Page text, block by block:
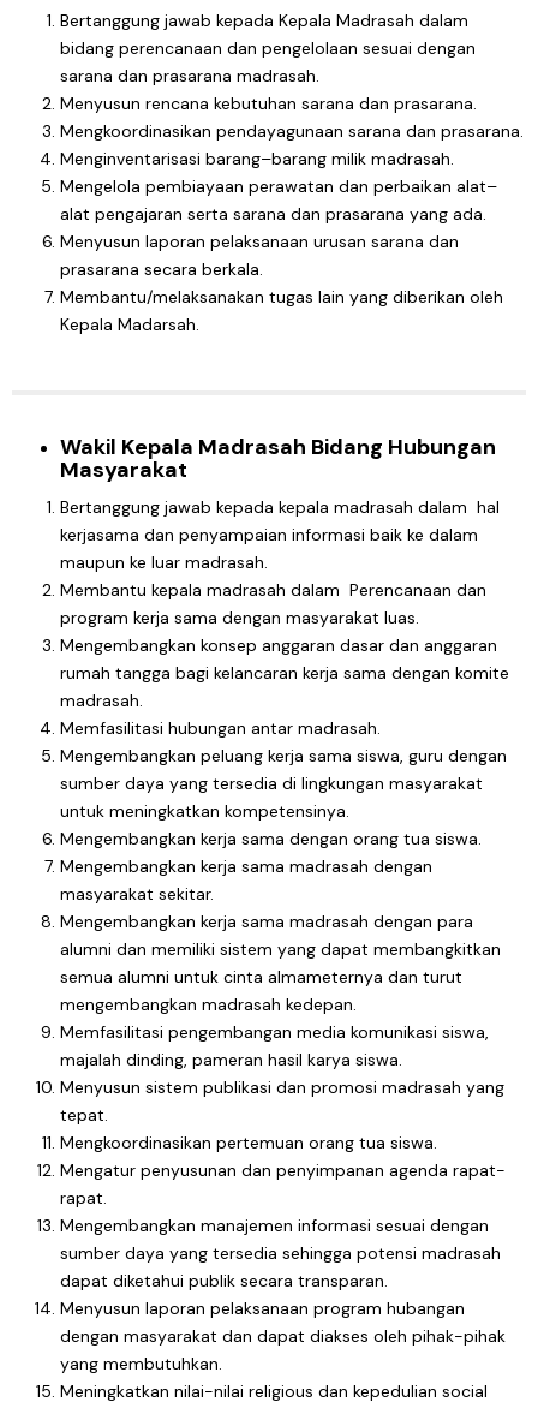
Bertanggung jawab kepada Kepala Madrasah dalam
bidang perencanaan dan pengelolaan sesuai dengan
sarana dan prasarana madrasah.
Menyusun rencana kebutuhan sarana dan prasarana.
Mengkoordinasikan pendayagunaan sarana dan prasarana.
Menginventarisasi barang–barang milik madrasah.
Mengelola pembiayaan perawatan dan perbaikan alat–
alat pengajaran serta sarana dan prasarana yang ada.
Menyusun laporan pelaksanaan urusan sarana dan
prasarana secara berkala.
Membantu/melaksanakan tugas lain yang diberikan oleh
Kepala Madarsah.
Wakil Kepala Madrasah Bidang Hubungan
Masyarakat
Bertanggung jawab kepada kepala madrasah dalam hal
kerjasama dan penyampaian informasi baik ke dalam
maupun ke luar madrasah.
Membantu kepala madrasah dalam Perencanaan dan
program kerja sama dengan masyarakat luas.
Mengembangkan konsep anggaran dasar dan anggaran
rumah tangga bagi kelancaran kerja sama dengan komite
madrasah.
Memfasilitasi hubungan antar madrasah.
Mengembangkan peluang kerja sama siswa, guru dengan
sumber daya yang tersedia di lingkungan masyarakat
untuk meningkatkan kompetensinya.
Mengembangkan kerja sama dengan orang tua siswa.
Mengembangkan kerja sama madrasah dengan
masyarakat sekitar.
Mengembangkan kerja sama madrasah dengan para
alumni dan memiliki sistem yang dapat membangkitkan
semua alumni untuk cinta almameternya dan turut
mengembangkan madrasah kedepan.
Memfasilitasi pengembangan media komunikasi siswa,
majalah dinding, pameran hasil karya siswa.
Menyusun sistem publikasi dan promosi madrasah yang
tepat.
Mengkoordinasikan pertemuan orang tua siswa.
Mengatur penyusunan dan penyimpanan agenda rapat-
rapat.
Mengembangkan manajemen informasi sesuai dengan
sumber daya yang tersedia sehingga potensi madrasah
dapat diketahui publik secara transparan.
Menyusun laporan pelaksanaan program hubangan
dengan masyarakat dan dapat diakses oleh pihak-pihak
yang membutuhkan.
Meningkatkan nilai-nilai religious dan kepedulian social